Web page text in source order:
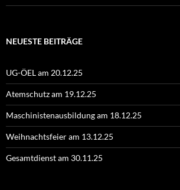
NEUESTE BEITRÄGE
UG-ÖEL am 20.12.25
Atemschutz am 19.12.25
Maschinistenausbildung am 18.12.25
Weihnachtsfeier am 13.12.25
Gesamtdienst am 30.11.25